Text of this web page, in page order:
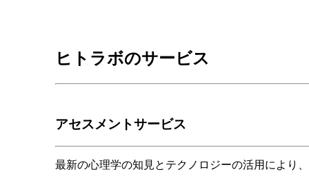
ヒトラボのサービス
アセスメントサービス
最新の心理学の知見とテクノロジーの活用により